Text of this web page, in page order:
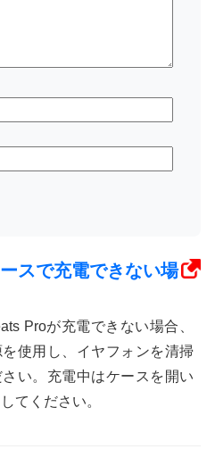
スで充電できない場
Proが充電できない場合、
を使用し、イヤフォンを清掃
さい。充電中はケースを開い
てください。